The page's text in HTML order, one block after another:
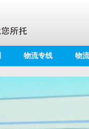
物流专线 物